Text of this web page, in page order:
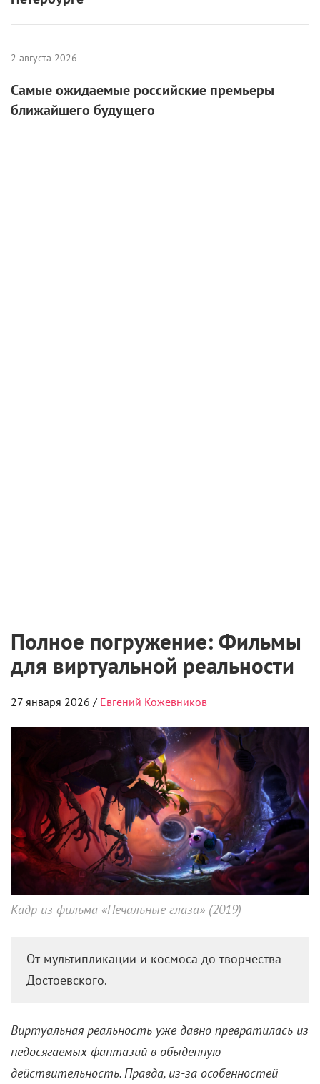
2 августа 2026
Самые ожидаемые российские премьеры
ближайшего будущего
Полное погружение: Фильмы
для виртуальной реальности
27 января 2026 / Евгений Кожевников
Кадр из фильма «Печальные глаза» (2019)
От мультипликации и космоса до творчества
Достоевского.
Виртуальная реальность уже давно превратилась из
недосягаемых фантазий в обыденную
действительность. Правда, из-за особенностей